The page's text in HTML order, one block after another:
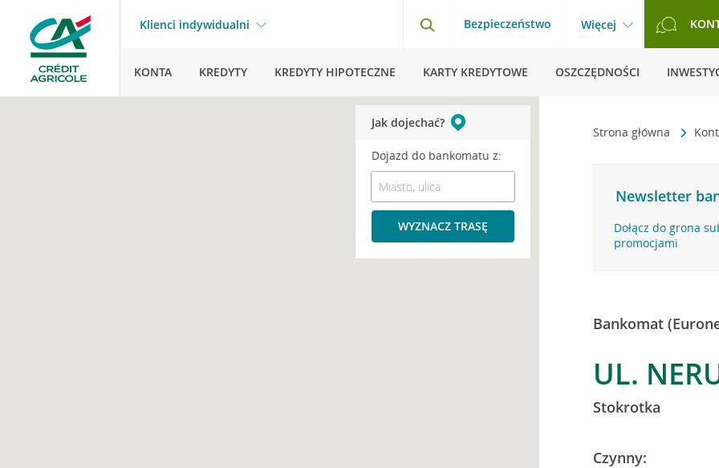
Klienci indywidualni Bezpieczeństwo Więcej
KONTA KREDYTY KREDYTY HIPOTECZNE KARTY KREDYTOWE OSZCZĘDNOŚCI
Strona główna
Newsletter
Dołącz do grona
promocjami
Bankomat
UL.
Stokrotka
Czynny:
Jak dojechać?
Dojazd do bankomatu z:
WYZNACZ TRASĘ